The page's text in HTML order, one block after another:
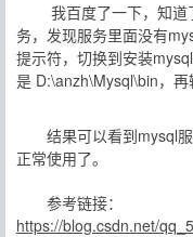
我百度了一下，知道
务，发现服务里面没有
提示符，切换到安装
是 D:\anzh\Mysql\bin，再
结果可以看到mysql服
正常使用了。
参考链接：
https://blog.csdn.net/